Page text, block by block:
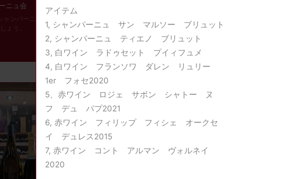
ーニュ会
ャンパーニュ楽しみま
しょう。
アイテム
1, シャンパーニュ サン マルソー ブリュット
2, シャンパーニュ ティエノ ブリュット
3, 白ワイン ラドゥセット プイィフュメ
4, 白ワイン フランソワ ダレン リュリー
1er フォセ2020
5、赤ワイン ロジェ サボン シャトー ヌ
フ デュ パプ2021
6, 赤ワイン フィリップ フィシェ オークセ
イ デュレス2015
7, 赤ワイン コント アルマン ヴォルネイ
2020